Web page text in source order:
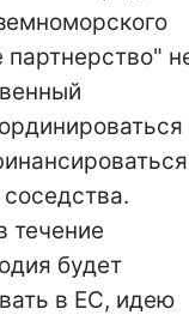
партнерство"
течение
будет
в ЕС, идею